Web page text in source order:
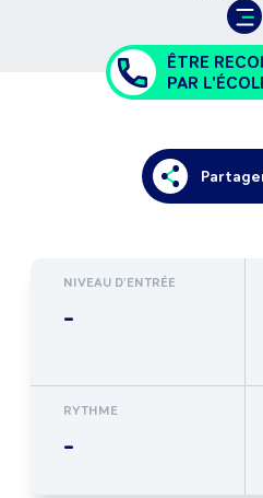
ÊTRE
PAR
NIVEAU D'ENTRÉE
-
RYTHME
-